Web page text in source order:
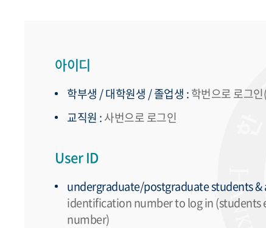
아이디
학부생 / 대학원생 / 졸업생 :학번으로 로그
교직원 :사번으로 로그인
User ID
undergraduate/postgraduate students &
identification number to log in (students
number)